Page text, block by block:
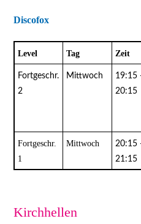
Discofox
Level Tag Zeit
Fortgeschr.
2
Mittwoch
19:15
20:15
Fortgeschr.
1
Mittwoch
20:15
21:15
Kirchhellen